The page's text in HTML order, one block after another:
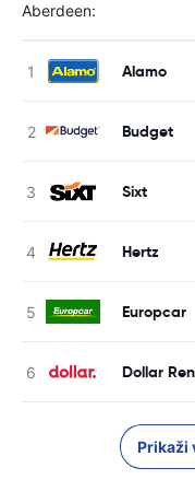
Aberdeen:
Alamo
Budget
Sixt
Hertz
Europcar
Dollar
Prikaži